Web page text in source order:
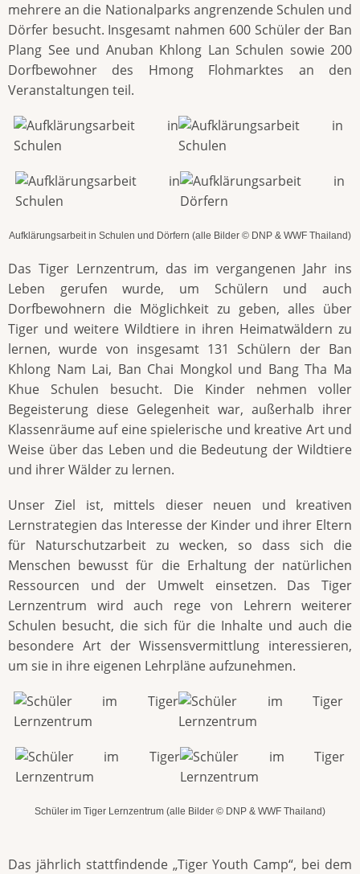
mehrere an die Nationalparks angrenzende Schulen und
Dörfer besucht. Insgesamt nahmen 600 Schüler der Ban
Plang See und Anuban Khlong Lan Schulen sowie 200
Dorfbewohner des Hmong Flohmarktes an den
Veranstaltungen teil.
Aufklärungsarbeit in Schulen und Dörfern (alle Bilder © DNP & WWF Thailand)
Das Tiger Lernzentrum, das im vergangenen Jahr ins
Leben gerufen wurde, um Schülern und auch
Dorfbewohnern die Möglichkeit zu geben, alles über
Tiger und weitere Wildtiere in ihren Heimatwäldern zu
lernen, wurde von insgesamt 131 Schülern der Ban
Khlong Nam Lai, Ban Chai Mongkol und Bang Tha Ma
Khue Schulen besucht. Die Kinder nehmen voller
Begeisterung diese Gelegenheit war, außerhalb ihrer
Klassenräume auf eine spielerische und kreative Art und
Weise über das Leben und die Bedeutung der Wildtiere
und ihrer Wälder zu lernen.
Unser Ziel ist, mittels dieser neuen und kreativen
Lernstrategien das Interesse der Kinder und ihrer Eltern
für Naturschutzarbeit zu wecken, so dass sich die
Menschen bewusst für die Erhaltung der natürlichen
Ressourcen und der Umwelt einsetzen. Das Tiger
Lernzentrum wird auch rege von Lehrern weiterer
Schulen besucht, die sich für die Inhalte und auch die
besondere Art der Wissensvermittlung interessieren,
um sie in ihre eigenen Lehrpläne aufzunehmen.
Schüler im Tiger Lernzentrum (alle Bilder © DNP & WWF Thailand)
Das jährlich stattfindende „Tiger Youth Camp“, bei dem